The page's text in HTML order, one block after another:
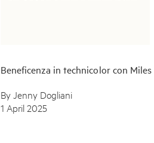
Beneficenza in technicolor con
By Jenny Dogliani
1 April 2025